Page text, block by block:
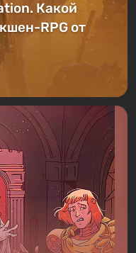
Какой
RPG от